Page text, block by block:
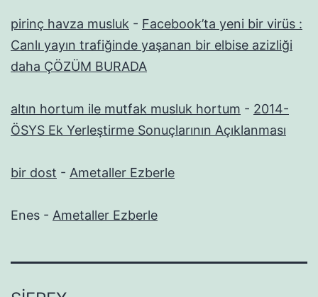
pirinç havza musluk - Facebook’ta yeni bir virüs :
Canlı yayın trafiğinde yaşanan bir elbise azizliği
daha ÇÖZÜM BURADA
altın hortum ile mutfak musluk hortum - 2014-
ÖSYS Ek Yerleştirme Sonuçlarının Açıklanması
bir dost - Ametaller Ezberle
Enes - Ametaller Ezberle